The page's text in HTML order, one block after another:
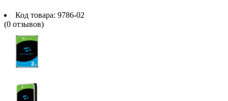
Код товара: 9786-02
(0 отзывов)